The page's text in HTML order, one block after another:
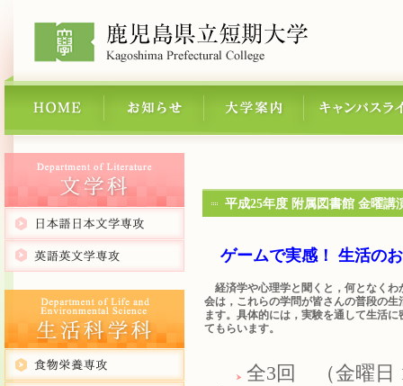
平成25年度 附属図書館 金曜講
ゲームで実感！ 生活の
経済学や心理学と聞くと，何となくわ
会は，これらの学問が皆さんの普段の
ます。具体的には，実験を通して生活
てもらいます。
全3回 （金曜日